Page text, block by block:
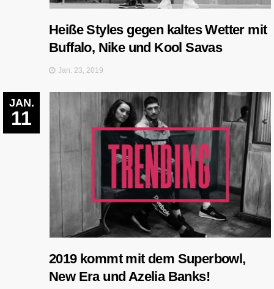
Heiße Styles gegen kaltes Wetter mit
Buffalo, Nike und Kool Savas
Jan. 23, 2019
JAN.
11
2019 kommt mit dem Superbowl,
New Era und Azelia Banks!